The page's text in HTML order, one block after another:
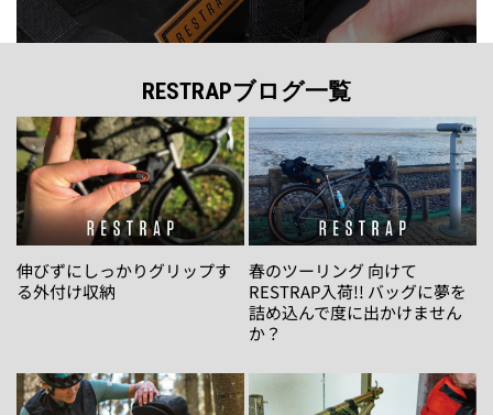
RESTRAPブログ一覧
伸びずにしっかりグリップす
る外付け収納
春のツーリング 向けて
RESTRAP入荷!! バッグに夢を
詰め込んで度に出かけません
か？